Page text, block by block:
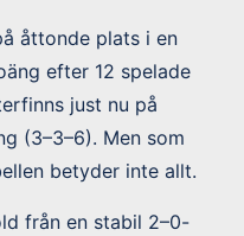
åttonde plats i en
efter 12 spelade
just nu på
(3–3–6). Men som
betyder inte allt.
från en stabil 2–0-